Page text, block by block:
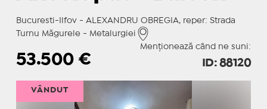
Bucuresti-Ilfov - ALEXANDRU OBREGIA, reper: Strada
Turnu Măgurele - Metalurgiei
Menționează când ne suni:
53.500€ ID: 88120
VÂNDUT